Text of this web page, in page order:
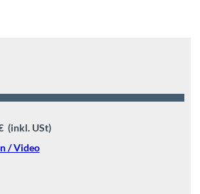
(inkl. USt)
/ Video